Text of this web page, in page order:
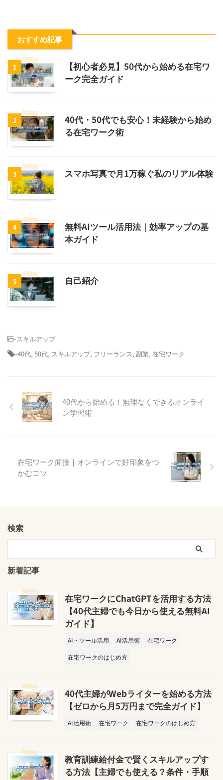
おすすめ記事
1
【初心者必見】50代から始める在宅ワ
ーク完全ガイド
2
40代・50代でも安心！未経験から始め
る在宅ワーク術
3 スマホ写真で月1万稼ぐ私のリアル体験
4
無料AIツール活用法｜効率アップの基
本ガイド
5 自己紹介
-スキルアップ
-40代, 50代, スキルアップ, フリーランス, 副業, 在宅ワーク
40代から始める！無理なくできるオンライ
ン学習術
在宅ワーク面接｜オンラインで好印象をつ
かむコツ
検索
新着記事
在宅ワークにChatGPTを活用する方法
【40代主婦でも今日から使える無料AI
ガイド】
AI・ツール活用 AI活用術
在宅ワーク
在宅ワークのはじめ方
40代主婦がWebライターを始める方法
【ゼロから月5万円まで完全ガイド】
AI活用術 在宅ワーク 在宅ワークのはじめ方
教育訓練給付金で賢くスキルアップす
る方法【主婦でも使える？条件・手順